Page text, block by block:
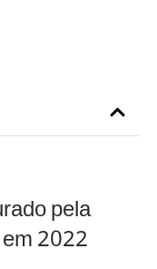
pela
2022